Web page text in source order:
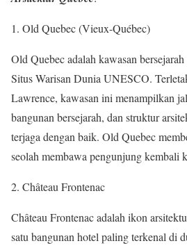
1. Old Quebec (Vieux-Québec)
Old Quebec adalah kawasan
Situs Warisan Dunia UNESCO.
Lawrence, kawasan ini menampilkan
bangunan bersejarah, dan struktur
terjaga dengan baik. Old Quebec
seolah membawa pengunjung kembali
2. Château Frontenac
Château Frontenac adalah ikon
satu bangunan hotel paling terkenal di